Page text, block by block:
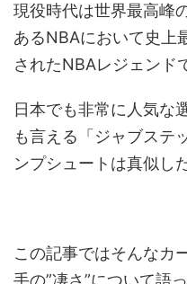
現役時代は世界最高峰
あるNBAにおいて史上
されたNBAレジェンド
日本でも非常に人気な
も言える「ジャブステ
ンプシュートは真似し
この記事ではそんなカ